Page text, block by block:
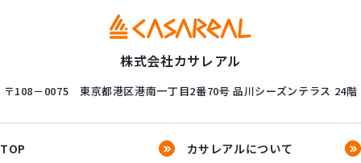
株式会社カサレアル
〒108－0075 東京都港区港南一丁目2番70号 品川シーズンテラス 24階
TOP カサレアルについて